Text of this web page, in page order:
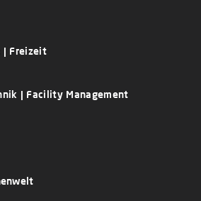
| Freizeit
| Facility Management